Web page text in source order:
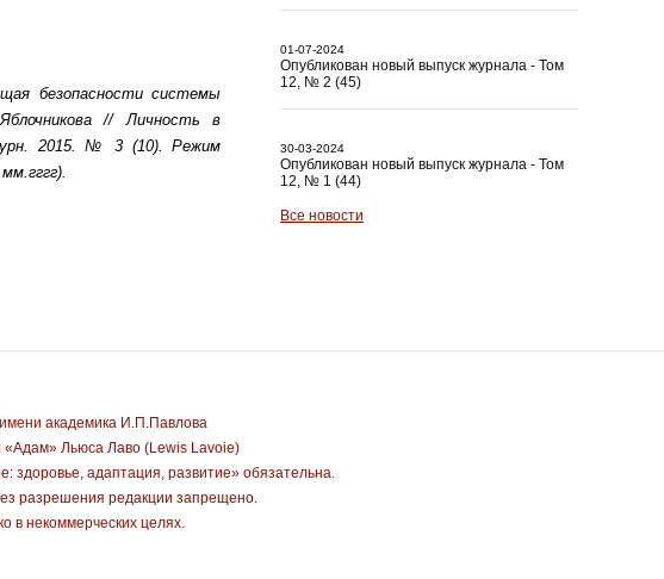
безопасности системы
// Личность в
2015. № 3 (10). Режим
01-07-2024
Опубликован новый выпуск журнала - Том
12, № 2 (45)
30-03-2024
Опубликован новый выпуск журнала - Том
12, № 1 (44)
Все новости
академика И.П.Павлова
«Адам» Льюса Лаво (Lewis Lavoie)
адаптация, развитие» обязательна.
разрешения редакции запрещено.
в некоммерческих целях.